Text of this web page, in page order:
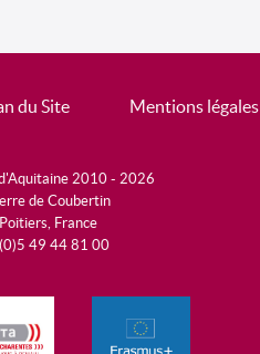
du Site Mentions légales
2010 - 2026
de Coubertin
France
49 44 81 00